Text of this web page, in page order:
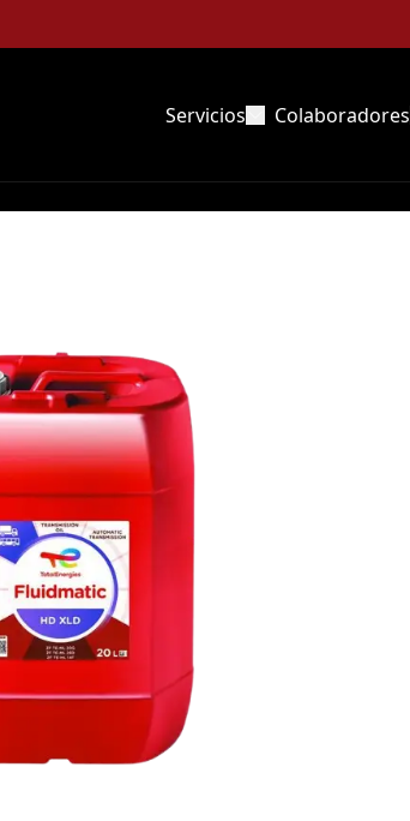
Servicios Colaboradores